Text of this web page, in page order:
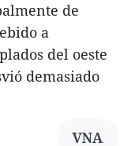
de
a
del oeste
demasiado
VNA